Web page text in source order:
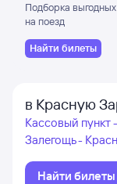
Подборка
на поезд
Найти билеты
в Красную
Кассовый пункт
Залегощь -
Найти билеты